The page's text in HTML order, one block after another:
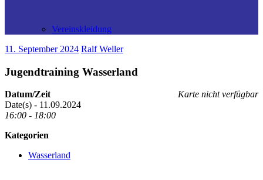
Vereinskleidung
11. September 2024 Ralf Weller
Jugendtraining Wasserland
Karte nicht verfügbar
Datum/Zeit
Date(s) - 11.09.2024
16:00 - 18:00
Kategorien
Wasserland